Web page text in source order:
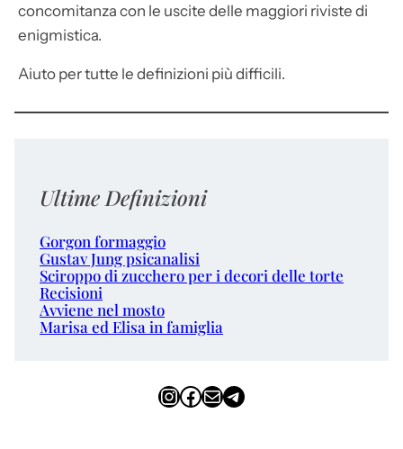
concomitanza con le uscite delle maggiori riviste di
enigmistica.
Aiuto per tutte le definizioni più difficili.
Ultime Definizioni
Gorgon formaggio
Gustav Jung psicanalisi
Sciroppo di zucchero per i decori delle torte
Recisioni
Avviene nel mosto
Marisa ed Elisa in famiglia
InstagramFacebook Email Telegram